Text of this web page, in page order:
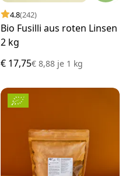
4.8(242)
Bio Fusilli aus roten Linsen
2 kg
€ 17,75€ 8,88 je 1 kg